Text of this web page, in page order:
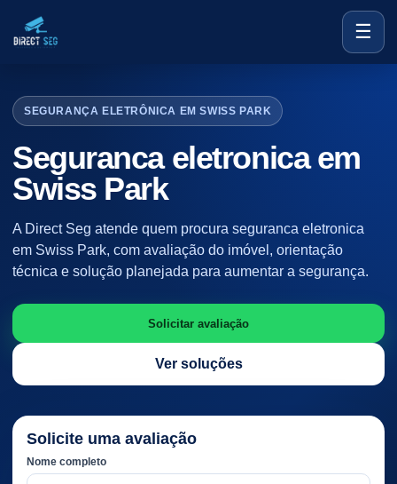
☰
SEGURANÇA ELETRÔNICA EM SWISS PARK
Seguranca eletronica em
Swiss Park
A Direct Seg atende quem procura seguranca eletronica
em Swiss Park, com avaliação do imóvel, orientação
técnica e solução planejada para aumentar a segurança.
Solicitar avaliação
Ver soluções
Solicite uma avaliação
Nome completo